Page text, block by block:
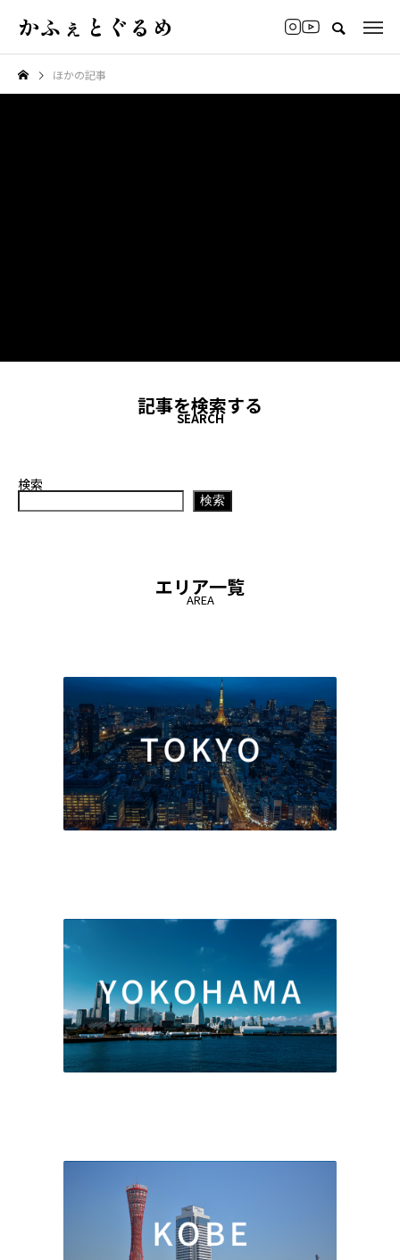
かふぇとぐるめ
ほかの記事
記事を検索する
SEARCH
検索
検索
エリア一覧
AREA